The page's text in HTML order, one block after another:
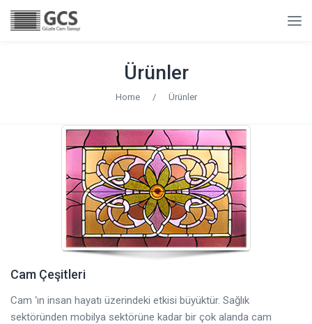
Ürünler
Home / Ürünler
Cam Çeşitleri
Cam ‘ın insan hayatı üzerindeki etkisi büyüktür. Sağlık
sektöründen mobilya sektörüne kadar bir çok alanda cam